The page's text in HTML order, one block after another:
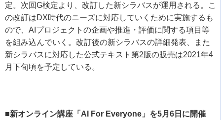
定。次回G検定より、改訂した新シラバスが運用される。こ
の改訂はDX時代のニーズに対応していくために実施するも
ので、 AI プロジェクトの企画や推進・評価に関する項目等
を組み込んでいく。改訂後の新シラバスの詳細発表、また
新シラバスに対応した公式テキスト第2版の販売は2021年4
月下旬頃を予定している。
■新オンライン講座「AI For Everyone」を5月6日に開催